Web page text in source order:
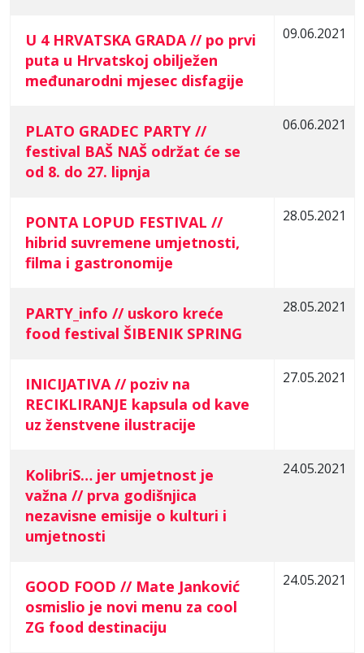
U 4 HRVATSKA GRADA // po prvi
puta u Hrvatskoj obilježen
međunarodni mjesec disfagije
09.06.2021
PLATO GRADEC PARTY //
festival BAŠ NAŠ održat će se
od 8. do 27. lipnja
06.06.2021
PONTA LOPUD FESTIVAL //
hibrid suvremene umjetnosti,
filma i gastronomije
28.05.2021
PARTY_info // uskoro kreće
food festival ŠIBENIK SPRING
28.05.2021
INICIJATIVA // poziv na
RECIKLIRANJE kapsula od kave
uz ženstvene ilustracije
27.05.2021
KolibriS… jer umjetnost je
važna // prva godišnjica
nezavisne emisije o kulturi i
umjetnosti
24.05.2021
GOOD FOOD // Mate Janković
osmislio je novi menu za cool
ZG food destinaciju
24.05.2021